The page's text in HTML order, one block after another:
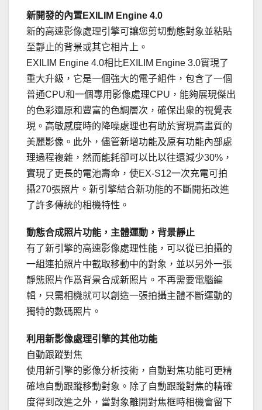
新開發的內置EXILIM Engine 4.0
新的高速影像處理引擎可讓您剪切動態對象並粘貼
至靜止的背景或其它相片上。
EXILIM Engine 4.0相比EXILIM Engine 3.0實現了
重大升級，它是一個強大的電子組件，包含了一個
普通CPU和一個專用影像處理CPU，能夠展現傑出
的色彩還原和豐富的色調層次，確保出衆的視覺表
現。高敏感度時的降噪處理也有助於實現高畫質的
美麗影像。此外，儘管新增功能及原有功能內部處
理過程複雜，然而能耗卻可以比以往還減少30%，
實現了更長的電池壽命，使EX-S12一次充電可拍
攝270張照片。新引擎結合新功能的不斷開拓改進
了許多傳統的相機特性。
動態合成照片功能，主體運動，背景靜止
有了新引擎的高速影像處理性能，可以從已拍攝的
一組連拍照片中截取移動中的對象，並以另外一張
靜態照片作爲背景合成新照片。不再需要電腦編
輯，只需相機就可以創造一張拍攝主體不斷運動的
獨特的數碼照片。
利用新影像處理引擎的其他功能
自動跟蹤對焦
使用新引擎的影像分析技術，自動對焦功能可更精
確地自動跟蹤移動對象。除了自動跟蹤對焦的精確
度得到改進之外，當對象離開對焦框時相機會留下